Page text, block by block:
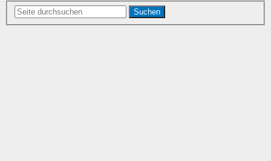
Suchen